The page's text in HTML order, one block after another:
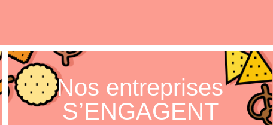
Nos entreprises
S’ENGAGENT